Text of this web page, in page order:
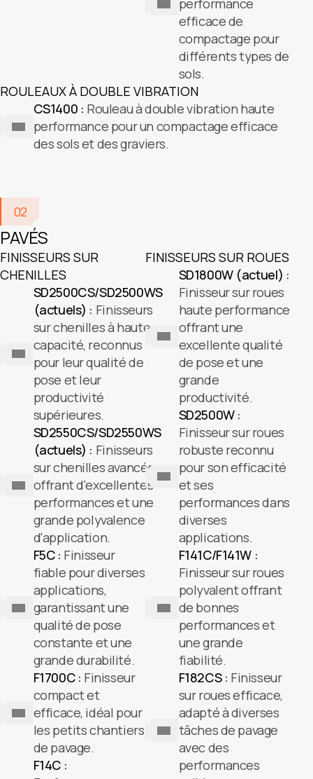
performance
efficace de
compactage pour
différents types de
sols.
ROULEAUX À DOUBLE VIBRATION
CS1400 : Rouleau à double vibration haute
performance pour un compactage efficace
des sols et des graviers.
02
PAVÉS
FINISSEURS SUR
CHENILLES
SD2500CS/SD2500WS
(actuels) : Finisseurs
sur chenilles à haute
capacité, reconnus
pour leur qualité de
pose et leur
productivité
supérieures.
SD2550CS/SD2550WS
(actuels) : Finisseurs
sur chenilles avancés
offrant d'excellentes
performances et une
grande polyvalence
d'application.
F5C : Finisseur
fiable pour diverses
applications,
garantissant une
qualité de pose
constante et une
grande durabilité.
F1700C : Finisseur
compact et
efficace, idéal pour
les petits chantiers
de pavage.
F14C :
FINISSEURS SUR ROUES
SD1800W (actuel) :
Finisseur sur roues
haute performance
offrant une
excellente qualité
de pose et une
grande
productivité.
SD2500W :
Finisseur sur roues
robuste reconnu
pour son efficacité
et ses
performances dans
diverses
applications.
F141C/F141W :
Finisseur sur roues
polyvalent offrant
de bonnes
performances et
une grande
fiabilité.
F182CS : Finisseur
sur roues efficace,
adapté à diverses
tâches de pavage
avec des
performances